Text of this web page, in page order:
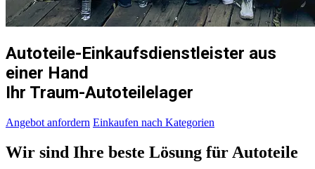
Autoteile-Einkaufsdienstleister aus
einer Hand
Ihr Traum-Autoteilelager
Angebot anfordern Einkaufen nach Kategorien
Wir sind Ihre beste Lösung für Autoteile